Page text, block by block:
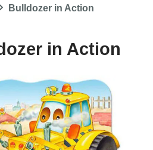
Bulldozer in Action
in Action